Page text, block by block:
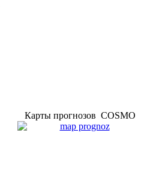
Карты прогнозов COSMO